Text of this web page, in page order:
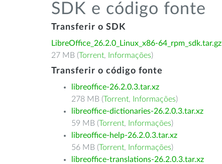
SDK e código fonte
Transferir o SDK
LibreOffice_26.2.0_Linux_x86-64_rpm_sdk.tar.gz
27 MB (Torrent, Informações)
Transferir o código fonte
libreoffice-26.2.0.3.tar.xz
278 MB (Torrent, Informações)
libreoffice-dictionaries-26.2.0.3.tar.xz
59 MB (Torrent, Informações)
libreoffice-help-26.2.0.3.tar.xz
56 MB (Torrent, Informações)
libreoffice-translations-26.2.0.3.tar.xz